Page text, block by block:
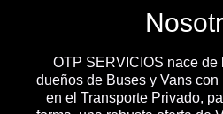
OTP SERVICIOS nace
dueños de Buses y Vans
en el Transporte Privado,